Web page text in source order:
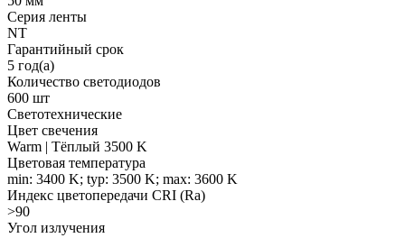
Серия ленты
NT
Гарантийный срок
5 год(а)
Количество светодиодов
600 шт
Светотехнические
Цвет свечения
Warm | Тёплый 3500 K
Цветовая температура
min: 3400 K; typ: 3500 K; max: 3600 K
Индекс цветопередачи CRI (Ra)
>90
Угол излучения